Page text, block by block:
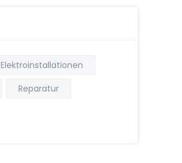
Elektroinstallationen
Reparatur